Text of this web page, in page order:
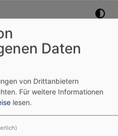
Daten
von Drittanbietern
Für weitere Informationen
lesen.